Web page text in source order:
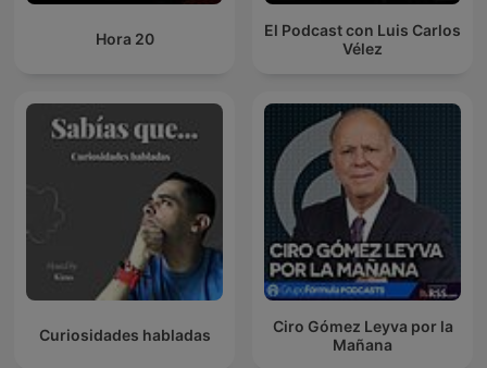
Hora 20
El Podcast con Luis Carlos
Vélez
Curiosidades habladas
Ciro Gómez Leyva por la
Mañana